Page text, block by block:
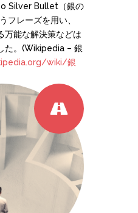
Silver Bullet（銀の
フレーズを用い、
万能な解決策などは
た。(Wikipedia – 銀
wiki/銀